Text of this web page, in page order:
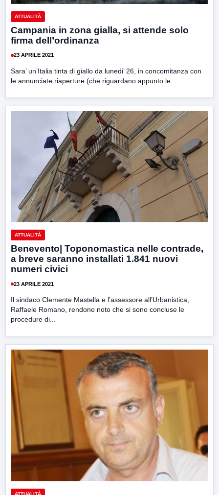
ATTUALITÀ
Campania in zona gialla, si attende solo
firma dell’ordinanza
23 APRILE 2021
Sara’ un’Italia tinta di giallo da lunedi’ 26, in concomitanza con
le annunciate riaperture (che riguardano appunto le...
ATTUALITÀ
Benevento| Toponomastica nelle contrade,
a breve saranno installati 1.841 nuovi
numeri civici
23 APRILE 2021
Il sindaco Clemente Mastella e l’assessore all’Urbanistica,
Raffaele Romano, rendono noto che si sono concluse le
procedure di...